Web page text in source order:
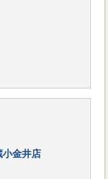
小金井店